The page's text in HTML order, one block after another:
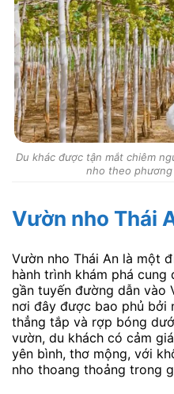
Du khác được tận mắt chiêm
nho theo
Vườn nho Thái
Vườn nho Thái An là một
hành trình khám phá cung
gần tuyến đường dẫn vào
nơi đây được bao phủ bởi
thẳng tắp và rợp bóng
vườn, du khách có cảm
yên bình, thơ mộng, với
nho thoang thoảng trong